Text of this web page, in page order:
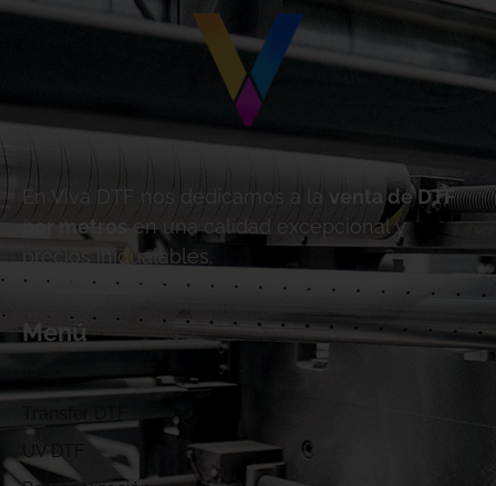
En Viva DTF nos dedicamos a la
venta de DTF
por metros
en una calidad excepcional y
precios inigualables.
Menú
UV DTF